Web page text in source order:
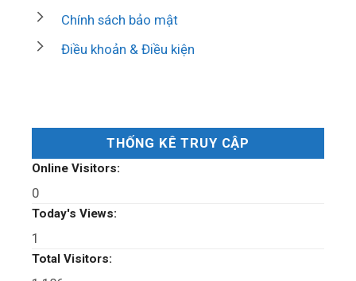
Chính sách bảo mật
Điều khoản & Điều kiện
THỐNG KÊ TRUY CẬP
Online Visitors:
0
Today's Views:
1
Total Visitors: